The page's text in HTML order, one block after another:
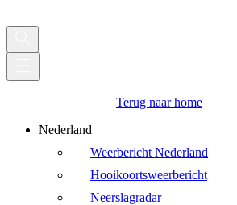
Terug naar home
Nederland
Weerbericht Nederland
Hooikoortsweerbericht
Neerslagradar